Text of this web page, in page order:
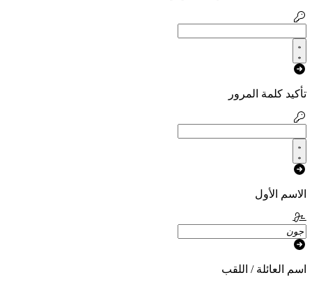
تأكيد كلمة المرور
الاسم الأول
اسم العائلة / اللقب